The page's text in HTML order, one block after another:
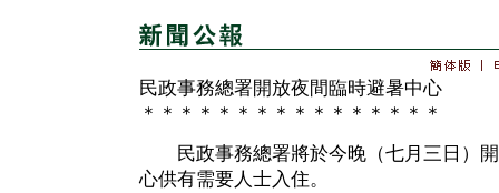
民政事務總署開放夜間臨時避暑中心
＊＊＊＊＊＊＊＊＊＊＊＊＊＊＊＊
民政事務總署將於今晚（七月三日）開
心供有需要人士入住。